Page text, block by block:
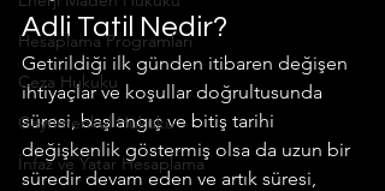
Hesaplama Programları
Ceza Hukuku
Gayrimenkul Hukuku
İnfaz ve Yatar Hesaplama
Adli Tatil Nedir?
Getirildiği ilk günden itibaren değişen
ihtiyaçlar ve koşullar doğrultusunda
süresi, başlangıç ve bitiş tarihi
değişkenlik göstermiş olsa da uzun bir
süredir devam eden ve artık süresi,